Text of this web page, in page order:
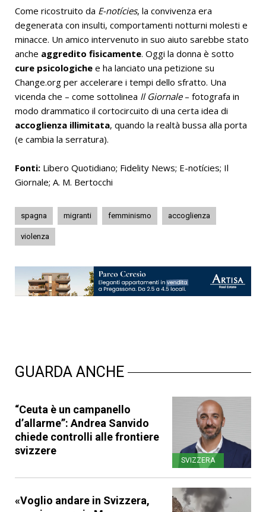
Come ricostruito da E-notícies, la convivenza era
degenerata con insulti, comportamenti notturni molesti e
minacce. Un amico intervenuto in suo aiuto sarebbe stato
anche aggredito fisicamente. Oggi la donna è sotto
cure psicologiche e ha lanciato una petizione su
Change.org per accelerare i tempi dello sfratto. Una
vicenda che – come sottolinea Il Giornale– fotografa in
modo drammatico il cortocircuito di una certa idea di
accoglienza illimitata, quando la realtà bussa alla porta
(e cambia la serratura).
Fonti: Libero Quotidiano; Fidelity News; E-notícies; Il
Giornale; A. M. Bertocchi
spagna migranti femminismo accoglienza
violenza
GUARDA ANCHE
“Ceuta è un campanello
d’allarme”: Andrea Sanvido
chiede controlli alle frontiere
svizzere
SVIZZERA
«Voglio andare in Svizzera,